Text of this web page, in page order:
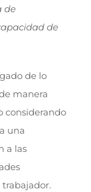
de
de
de lo
manera
considerando
una
a las